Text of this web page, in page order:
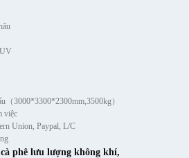
（3000*3300*2300mm,3500kg）
việc
Union, Paypal, L/C
phê lưu lượng không khí,